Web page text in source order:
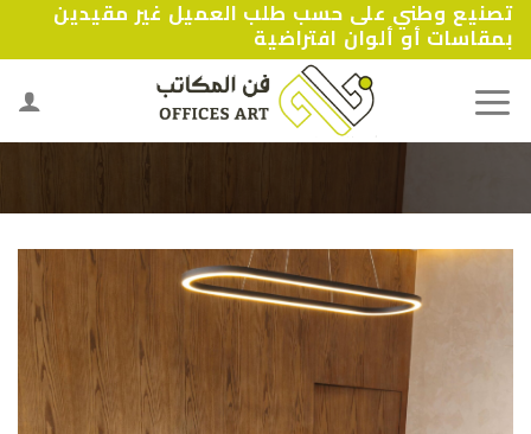
Skip
to
content
تصنيع وطني على حسب طلب العميل غير مقيدين
بمقاسات أو ألوان افتراضية